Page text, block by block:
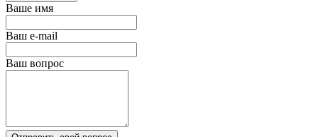
Ваше имя
Ваш e-mail
Ваш вопрос